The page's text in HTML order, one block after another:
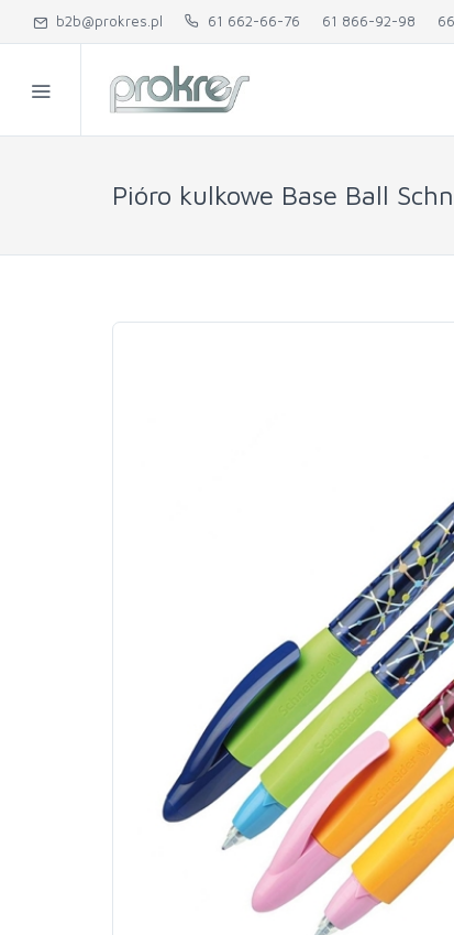
b2b@prokres.pl 61 662-66-76 61 866-92-98
Pióro kulkowe Base Ball